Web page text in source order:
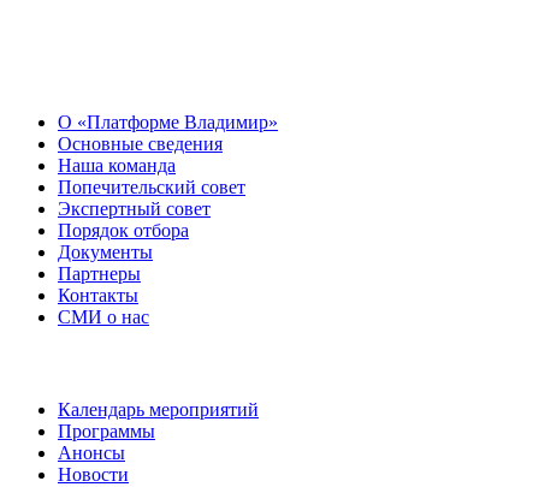
О «Платформе Владимир»
Основные сведения
Наша команда
Попечительский совет
Экспертный совет
Порядок отбора
Документы
Партнеры
Контакты
СМИ о нас
Календарь мероприятий
Программы
Анонсы
Новости